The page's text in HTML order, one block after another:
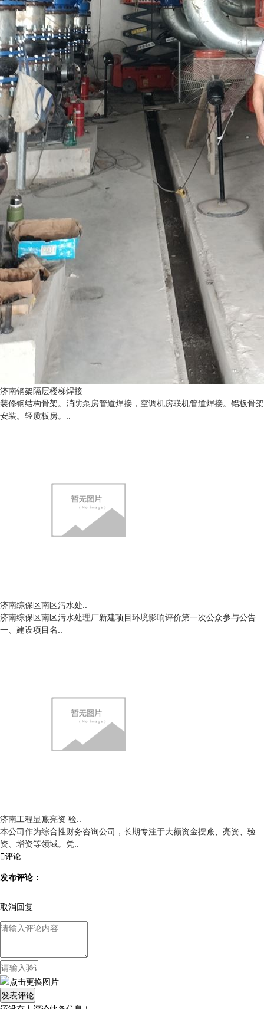
济南钢架隔层楼梯焊接
装修钢结构骨架。消防泵房管道焊接，空调机房联机管道焊接。铝板骨架
安装。轻质板房。..
济南综保区南区污水处..
济南综保区南区污水处理厂新建项目环境影响评价第一次公众参与公告
一、建设项目名..
济南工程显账亮资 验..
本公司作为综合性财务咨询公司，长期专注于大额资金摆账、亮资、验
资、增资等领域。凭..
评论
发布评论：
取消回复